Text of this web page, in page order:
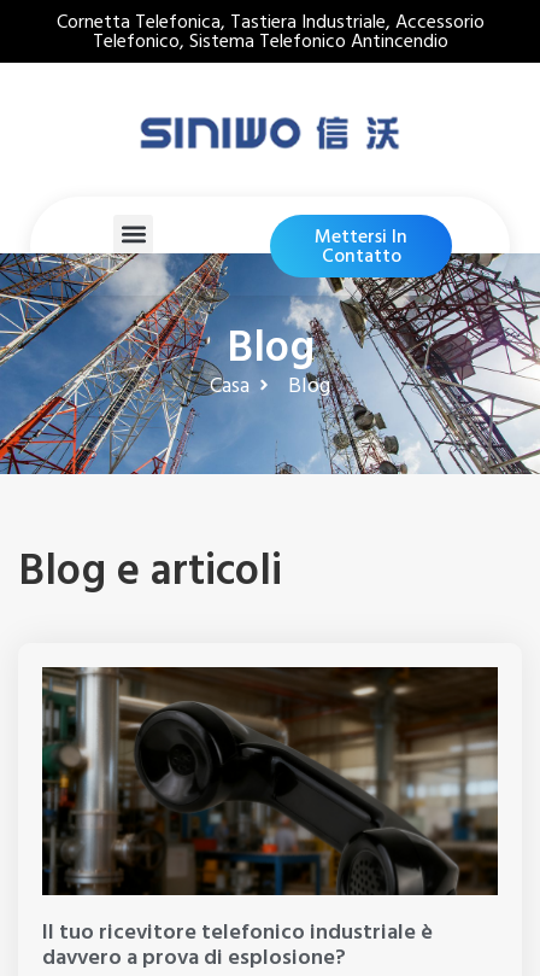
Cornetta Telefonica, Tastiera Industriale, Accessorio
Telefonico, Sistema Telefonico Antincendio
Mettersi In
Contatto
Blog
Casa Blog
Blog e articoli
Il tuo ricevitore telefonico industriale è
davvero a prova di esplosione?